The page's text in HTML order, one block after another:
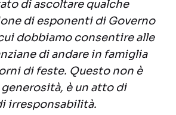
di ascoltare qualche
di esponenti di Governo
dobbiamo consentire alle
di andare in famiglia
di feste. Questo non è
è un atto di
irresponsabilità.